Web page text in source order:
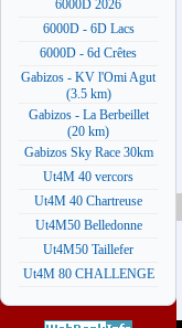
6000D 2026
6000D - 6D Lacs
6000D - 6d Crêtes
Gabizos - KV l'Omi Agut
(3.5 km)
Gabizos - La Berbeillet
(20 km)
Gabizos Sky Race 30km
Ut4M 40 vercors
Ut4M 40 Chartreuse
Ut4M50 Belledonne
Ut4M50 Taillefer
Ut4M 80 CHALLENGE